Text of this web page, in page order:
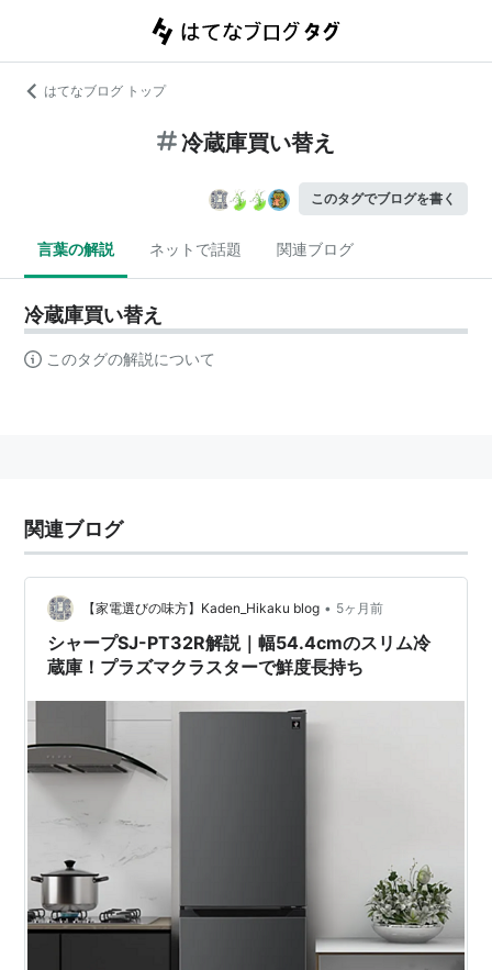
はてなブログ トップ
冷蔵庫買い替え
このタグでブログを書く
言葉の解説 ネットで話題 関連ブログ
冷蔵庫買い替え
このタグの解説について
関連ブログ
【家電選びの味方】Kaden_Hikaku blog • 5ヶ月前
シャープSJ-PT32R解説｜幅54.4cmのスリム冷
蔵庫！プラズマクラスターで鮮度長持ち